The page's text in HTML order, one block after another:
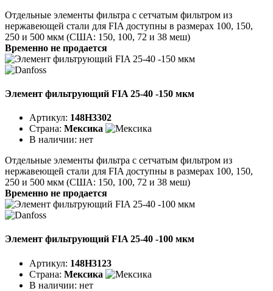
Отдельные элементы фильтра с сетчатым фильтром из
нержавеющей стали для FIA доступны в размерах 100, 150,
250 и 500 мкм (США: 150, 100, 72 и 38 меш)
Временно не продается
Элемент фильтрующий FIA 25-40 -150 мкм
Артикул: 148H3302
Страна: Мексика
В наличии: нет
Отдельные элементы фильтра с сетчатым фильтром из
нержавеющей стали для FIA доступны в размерах 100, 150,
250 и 500 мкм (США: 150, 100, 72 и 38 меш)
Временно не продается
Элемент фильтрующий FIA 25-40 -100 мкм
Артикул: 148H3123
Страна: Мексика
В наличии: нет